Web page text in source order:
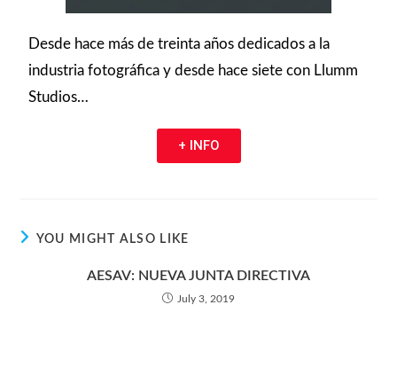
Desde hace más de treinta años dedicados a la
industria fotográfica y desde hace siete con Llumm
Studios…
+ INFO
YOU MIGHT ALSO LIKE
AESAV: NUEVA JUNTA DIRECTIVA
July 3, 2019